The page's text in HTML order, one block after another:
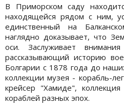
В Приморском саду
находящейся рядом с ним,
единственный на
наглядно доказывает, что
оси. Заслуживает
рассказывающий историю
Болгарии с 1878 года до
коллекции музея - корабль-
крейсер "Хамиде",
кораблей разных эпох.